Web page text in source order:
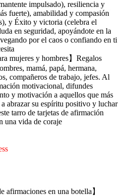
impulsado), resiliencia y
fuerte), amabilidad y compasión
y Éxito y victoria (celebra el
en seguridad, apoyándote en la
por el caos o confiando en ti
mujeres y hombres】Regalos
mamá, papá, hermana,
compañeros de trabajo, jefes. Al
motivacional, difundes
y motivación a aquellos que más
abrazar su espíritu positivo y luchar
tarro de tarjetas de afirmación
una vida de coraje
afirmaciones en una botella】